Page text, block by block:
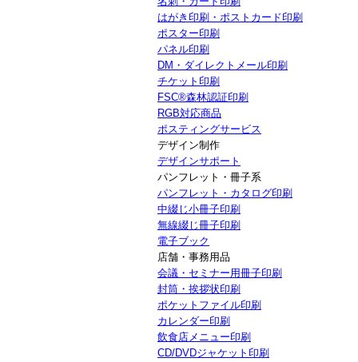
はがき印刷・ポストカード印刷
ポスター印刷
パネル印刷
DM・ダイレクトメール印刷
チケット印刷
FSC®森林認証印刷
RGB対応商品
ポスティングサービス
デザイン制作
デザインサポート
パンフレット・冊子系
パンフレット・カタログ印刷
中綴じ小冊子印刷
無線綴じ冊子印刷
電子ブック
店舗・事務用品
会議・セミナー用冊子印刷
封筒・挨拶状印刷
ポケットファイル印刷
カレンダー印刷
飲食店メニュー印刷
CD/DVDジャケット印刷